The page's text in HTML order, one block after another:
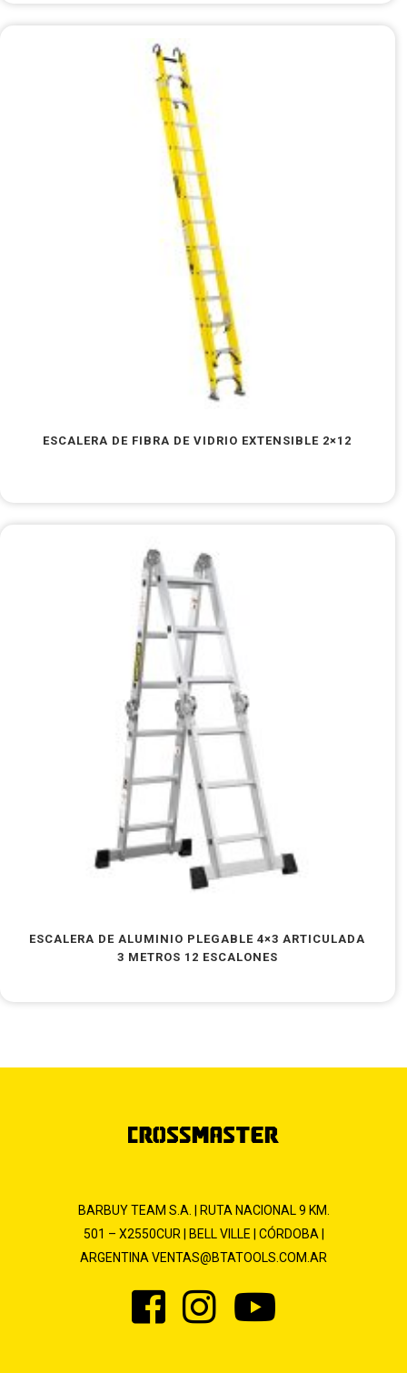
ESCALERA DE FIBRA DE VIDRIO EXTENSIBLE 2×12
ESCALERA DE ALUMINIO PLEGABLE 4×3 ARTICULADA
3 METROS 12 ESCALONES
BARBUY TEAM S.A. | RUTA NACIONAL 9 KM.
501 – X2550CUR | BELL VILLE | CÓRDOBA |
ARGENTINA VENTAS@BTATOOLS.COM.AR